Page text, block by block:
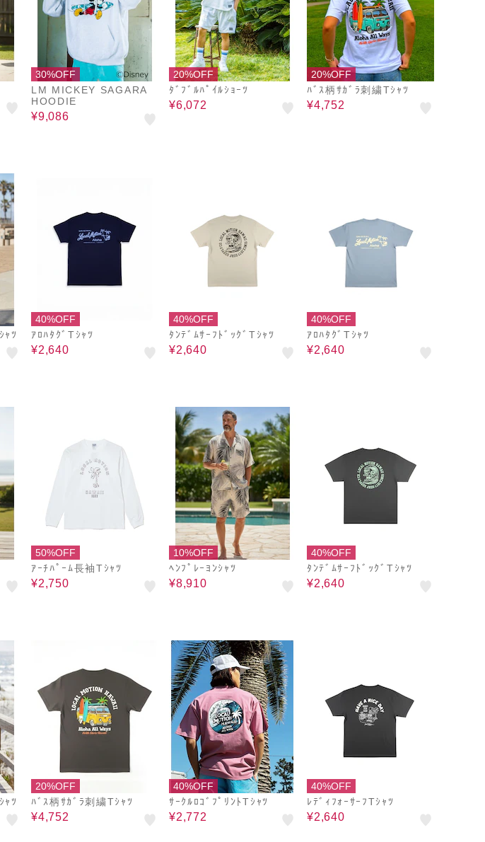
30%OFF
LM MICKEY SAGARA
HOODIE
¥9,086
20%OFF
ﾀﾞﾌﾞﾙﾊﾟｲﾙｼｮｰﾂ
¥6,072
20%OFF
ﾊﾞｽ柄ｻｶﾞﾗ刺繍Tｼｬﾂ
¥4,752
ｬﾂ
40%OFF
ｱﾛﾊﾀｸﾞTｼｬﾂ
¥2,640
40%OFF
ﾀﾝﾃﾞﾑｻｰﾌﾄﾞｯｸﾞTｼｬﾂ
¥2,640
40%OFF
ｱﾛﾊﾀｸﾞTｼｬﾂ
¥2,640
50%OFF
ｱｰﾁﾊﾟｰﾑ長袖Tｼｬﾂ
¥2,750
10%OFF
ﾍﾝﾌﾟﾚｰﾖﾝｼｬﾂ
¥8,910
40%OFF
ﾀﾝﾃﾞﾑｻｰﾌﾄﾞｯｸﾞTｼｬﾂ
¥2,640
ｬﾂ
20%OFF
ﾊﾞｽ柄ｻｶﾞﾗ刺繍Tｼｬﾂ
¥4,752
40%OFF
ｻｰｸﾙﾛｺﾞﾌﾟﾘﾝﾄTｼｬﾂ
¥2,772
40%OFF
ﾚﾃﾞｨﾌｫｰｻｰﾌTｼｬﾂ
¥2,640